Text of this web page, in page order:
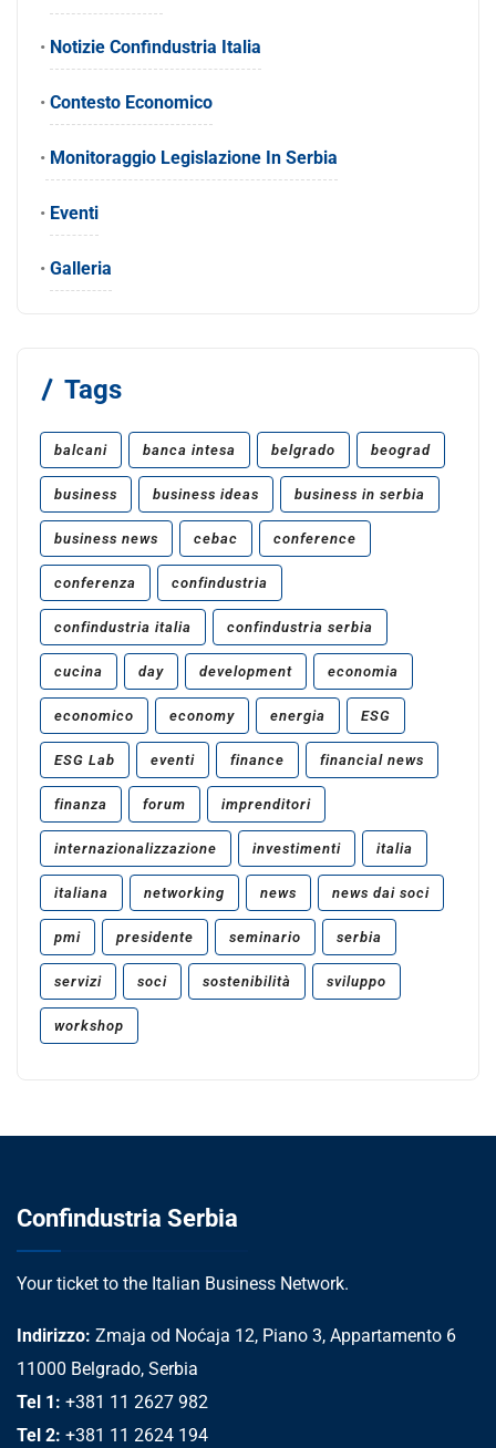
• Notizie Confindustria Italia
• Contesto Economico
• Monitoraggio Legislazione In Serbia
• Eventi
• Galleria
Tags
balcani banca intesa belgrado beograd
business business ideas business in serbia
business news cebac conference
conferenza confindustria
confindustria italia confindustria serbia
cucina day development economia
economico economy energia ESG
ESG Lab eventi finance financial news
finanza forum imprenditori
internazionalizzazione investimenti italia
italiana networking news news dai soci
pmi presidente seminario serbia
servizi soci sostenibilità sviluppo
workshop
Confindustria Serbia
Your ticket to the Italian Business Network.
Indirizzo: Zmaja od Noćaja 12, Piano 3, Appartamento 6
11000 Belgrado, Serbia
Tel 1: +381 11 2627 982
Tel 2: +381 11 2624 194